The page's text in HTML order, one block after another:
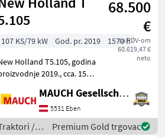
68.500
€
sa PDV-om
60.619,47 €
neto
107 KS/79 kW God. pr. 2019
1570 h
Holland T5.105, godina
2019., cca. 1570
prednjeg utovarivača
65R24, klima uređaj,
hidrau
MAUCH Gesellschaft m.b.H. & Co.KG, Eben
5531 Eben
/
Premium Gold trgovac